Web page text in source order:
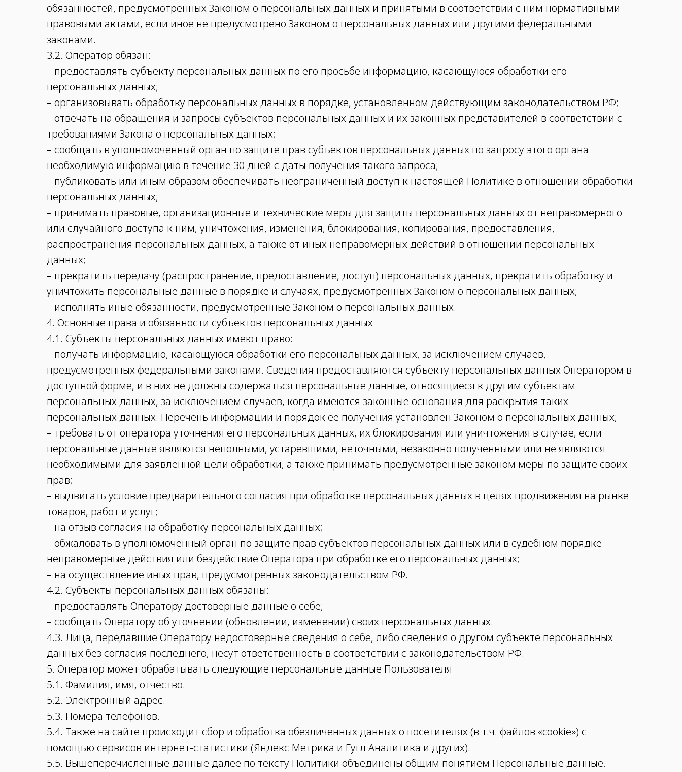
обязанностей, предусмотренных Законом о персональных данных и принятыми в соответствии с ним нормативными
правовыми актами, если иное не предусмотрено Законом о персональных данных или другими федеральными
законами.
3.2. Оператор обязан:
– предоставлять субъекту персональных данных по его просьбе информацию, касающуюся обработки его
персональных данных;
– организовывать обработку персональных данных в порядке, установленном действующим законодательством РФ;
– отвечать на обращения и запросы субъектов персональных данных и их законных представителей в соответствии с
требованиями Закона о персональных данных;
– сообщать в уполномоченный орган по защите прав субъектов персональных данных по запросу этого органа
необходимую информацию в течение 30 дней с даты получения такого запроса;
– публиковать или иным образом обеспечивать неограниченный доступ к настоящей Политике в отношении обработки
персональных данных;
– принимать правовые, организационные и технические меры для защиты персональных данных от неправомерного
или случайного доступа к ним, уничтожения, изменения, блокирования, копирования, предоставления,
распространения персональных данных, а также от иных неправомерных действий в отношении персональных
данных;
– прекратить передачу (распространение, предоставление, доступ) персональных данных, прекратить обработку и
уничтожить персональные данные в порядке и случаях, предусмотренных Законом о персональных данных;
– исполнять иные обязанности, предусмотренные Законом о персональных данных.
4. Основные права и обязанности субъектов персональных данных
4.1. Субъекты персональных данных имеют право:
– получать информацию, касающуюся обработки его персональных данных, за исключением случаев,
предусмотренных федеральными законами. Сведения предоставляются субъекту персональных данных Оператором в
доступной форме, и в них не должны содержаться персональные данные, относящиеся к другим субъектам
персональных данных, за исключением случаев, когда имеются законные основания для раскрытия таких
персональных данных. Перечень информации и порядок ее получения установлен Законом о персональных данных;
– требовать от оператора уточнения его персональных данных, их блокирования или уничтожения в случае, если
персональные данные являются неполными, устаревшими, неточными, незаконно полученными или не являются
необходимыми для заявленной цели обработки, а также принимать предусмотренные законом меры по защите своих
прав;
– выдвигать условие предварительного согласия при обработке персональных данных в целях продвижения на рынке
товаров, работ и услуг;
– на отзыв согласия на обработку персональных данных;
– обжаловать в уполномоченный орган по защите прав субъектов персональных данных или в судебном порядке
неправомерные действия или бездействие Оператора при обработке его персональных данных;
– на осуществление иных прав, предусмотренных законодательством РФ.
4.2. Субъекты персональных данных обязаны:
– предоставлять Оператору достоверные данные о себе;
– сообщать Оператору об уточнении (обновлении, изменении) своих персональных данных.
4.3. Лица, передавшие Оператору недостоверные сведения о себе, либо сведения о другом субъекте персональных
данных без согласия последнего, несут ответственность в соответствии с законодательством РФ.
5. Оператор может обрабатывать следующие персональные данные Пользователя
5.1. Фамилия, имя, отчество.
5.2. Электронный адрес.
5.3. Номера телефонов.
5.4. Также на сайте происходит сбор и обработка обезличенных данных о посетителях (в т.ч. файлов «cookie») с
помощью сервисов интернет-статистики (Яндекс Метрика и Гугл Аналитика и других).
5.5. Вышеперечисленные данные далее по тексту Политики объединены общим понятием Персональные данные.